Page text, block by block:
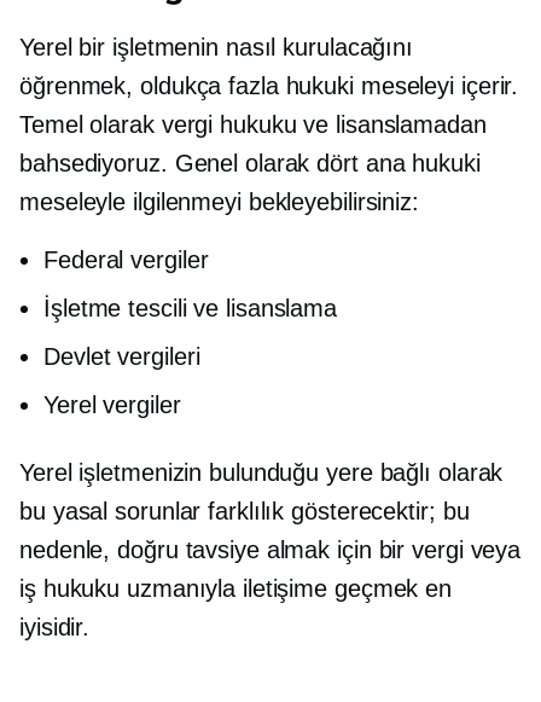
Yerel bir işletmenin nasıl kurulacağını
öğrenmek, oldukça fazla hukuki meseleyi içerir.
Temel olarak vergi hukuku ve lisanslamadan
bahsediyoruz. Genel olarak dört ana hukuki
meseleyle ilgilenmeyi bekleyebilirsiniz:
Federal vergiler
İşletme tescili ve lisanslama
Devlet vergileri
Yerel vergiler
Yerel işletmenizin bulunduğu yere bağlı olarak
bu yasal sorunlar farklılık gösterecektir; bu
nedenle, doğru tavsiye almak için bir vergi veya
iş hukuku uzmanıyla iletişime geçmek en
iyisidir.